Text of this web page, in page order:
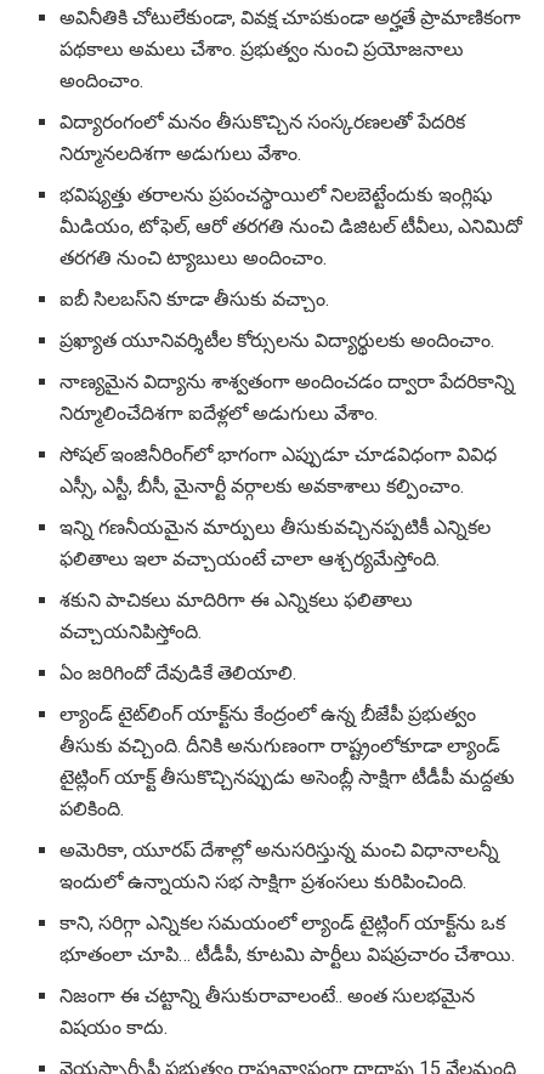
అవినీతికి చోటులేకుండా, వివక్ష చూపకుండా అర్హతే ప్రామాణికంగా
పథకాలు అమలు చేశాం. ప్రభుత్వం నుంచి ప్రయోజనాలు
అందించాం.
విద్యారంగంలో మనం తీసుకొచ్చిన సంస్కరణలతో పేదరిక
నిర్మూనలదిశగా అడుగులు వేశాం.
భవిష్యత్తు తరాలను ప్రపంచస్థాయిలో నిలబెట్టేందుకు ఇంగ్లిషు
మీడియం, టోఫెల్, ఆరో తరగతి నుంచి డిజిటల్ టీవీలు, ఎనిమిదో
తరగతి నుంచి ట్యాబులు అందించాం.
ఐబీ సిలబస్‌ని కూడా తీసుకు వచ్చాం.
ప్రఖ్యాత యూనివర్శిటీల కోర్సులను విద్యార్థులకు అందించాం.
నాణ్యమైన విద్యాను శాశ్వతంగా అందించడం ద్వారా పేదరికాన్ని
నిర్మూలించేదిశగా ఐదేళ్లలో అడుగులు వేశాం.
సోషల్ ఇంజినీరింగ్‌లో భాగంగా ఎప్పుడూ చూడవిధంగా వివిధ
ఎస్సీ, ఎస్టీ, బీసీ, మైనార్టీ వర్గాలకు అవకాశాలు కల్పించాం.
ఇన్ని గణనీయమైన మార్పులు తీసుకువచ్చినప్పటికీ ఎన్నికల
ఫలితాలు ఇలా వచ్చాయంటే చాలా ఆశ్చర్యమేస్తోంది.
శకుని పాచికలు మాదిరిగా ఈ ఎన్నికలు ఫలితాలు
వచ్చాయనిపిస్తోంది.
ఏం జరిగిందో దేవుడికే తెలియాలి.
ల్యాండ్ టైట్‌లింగ్‌ యాక్ట్‌ను కేంద్రంలో ఉన్న బీజేపీ ప్రభుత్వం
తీసుకు వచ్చింది. దీనికి అనుగుణంగా రాష్ట్రంలోకూడా ల్యాండ్
టైట్లింగ్ యాక్ట్ తీసుకొచ్చినప్పుడు అసెంబ్లీ సాక్షిగా టీడీపీ మద్దతు
పలికింది.
అమెరికా, యూరప్ దేశాల్లో అనుసరిస్తున్న మంచి విధానాలన్నీ
ఇందులో ఉన్నాయని సభ సాక్షిగా ప్రశంసలు కురిపించింది.
కాని, సరిగ్గా ఎన్నికల సమయంలో ల్యాండ్ టైట్లింగ్ యాక్ట్‌ను ఒక
భూతంలా చూపి… టీడీపీ, కూటమి పార్టీలు విషప్రచారం చేశాయి.
నిజంగా ఈ చట్టాన్ని తీసుకురావాలంటే.. అంత సులభమైన
విషయం కాదు.
వైయస్సార్సీపీ ప్రభుత్వం రాష్ట్రవ్యాప్తంగా దాదాపు 15 వేలమంది